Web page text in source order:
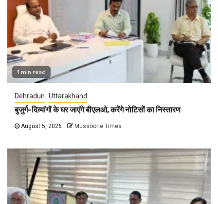
1 min read
Dehradun Uttarakhand
बुजुर्ग-दिव्यांगों के घर जाएंगे बीएलओ, करेंगे नोटिसों का निस्तारण
August 5, 2026 Mussoorie Times